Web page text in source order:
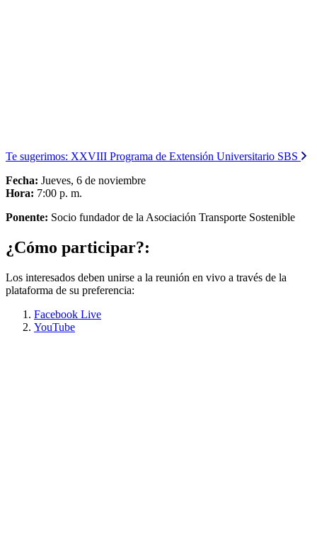
Te sugerimos: XXVIII Programa de Extensión Universitario SBS
Fecha: Jueves, 6 de noviembre
Hora: 7:00 p. m.
Ponente: Socio fundador de la Asociación Transporte Sostenible
¿Cómo participar?:
Los interesados deben unirse a la reunión en vivo a través de la
plataforma de su preferencia:
Facebook Live
YouTube